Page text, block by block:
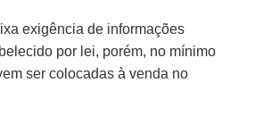
exigência de informações
por lei, porém, no mínimo
ser colocadas à venda no